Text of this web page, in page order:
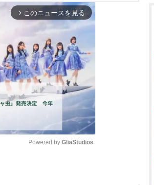
arrow_forward_ios このニュースを見る
Powered by GliaStudios